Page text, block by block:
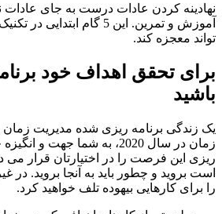
کردن عادات درست به جای عادات
آموزش و تمرین. این 5 گام ابتدایی
معجزه کند.
تحقق اهداف خود برنامه
زمان در سال 2020، به شما جهت و
این فرصت را در اختیارتان قرار می دهد که
بروید و چطور باید به آنجا بروید. در غیر
کارهایی بیهوده تلف خواهید کرد.